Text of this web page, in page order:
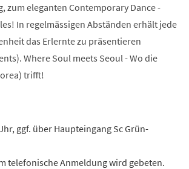
zum eleganten Contemporary Dance -
In regelmässigen Abständen erhält jede
das Erlernte zu präsentieren
Where Soul meets Seoul - Wo die
trifft!
ggf. über Haupteingang Sc Grün-
telefonische Anmeldung wird gebeten.